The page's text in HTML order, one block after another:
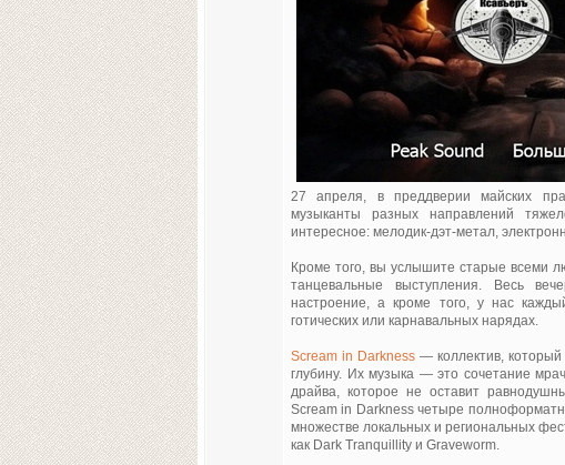
27 апреля, в преддверии майских
музыканты разных направлений
интересное: мелодик-дэт-метал,
Кроме того, вы услышите старые всеми
танцевальные выступления. Весь
настроение, а кроме того, у нас
готических или карнавальных нарядах.
Scream in Darkness— коллектив, который
глубину. Их музыка — это сочетание
драйва, которое не оставит
Scream in Darkness четыре
множестве локальных и региональных
как Dark Tranquillity и Graveworm.